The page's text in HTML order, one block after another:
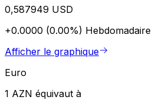
0,587949 USD
+0.0000 (0.00%) Hebdomadaire
Afficher le graphique
Euro
1 AZN équivaut à